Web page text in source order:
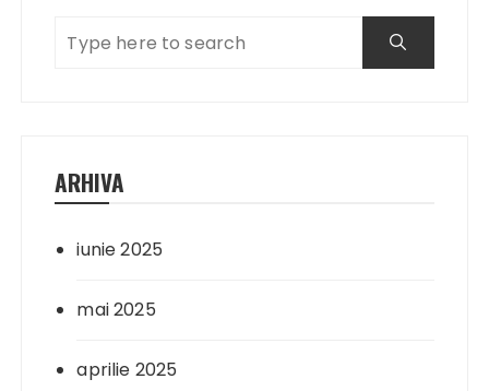
ARHIVA
iunie 2025
mai 2025
aprilie 2025